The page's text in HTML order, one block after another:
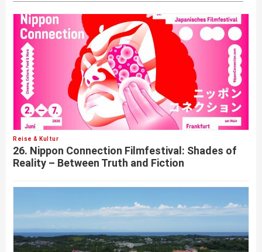
Reise & Kultur
26. Nippon Connection Filmfestival: Shades of
Reality – Between Truth and Fiction